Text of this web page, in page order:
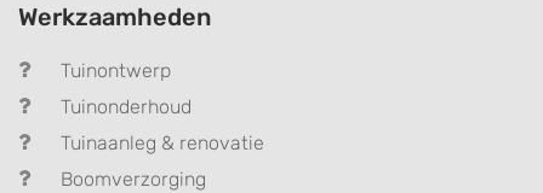
Werkzaamheden
Tuinontwerp
Tuinonderhoud
Tuinaanleg & renovatie
Boomverzorging